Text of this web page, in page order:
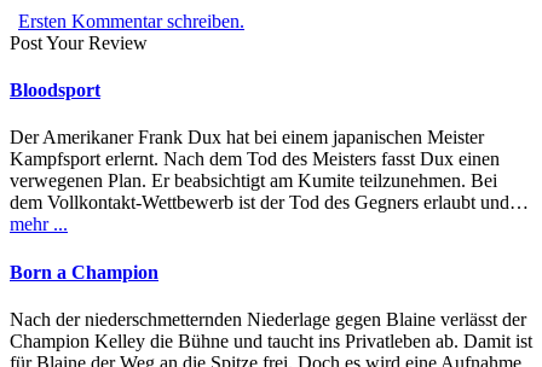
Ersten Kommentar schreiben.
Post Your Review
Bloodsport
Der Amerikaner Frank Dux hat bei einem japanischen Meister
Kampfsport erlernt. Nach dem Tod des Meisters fasst Dux einen
verwegenen Plan. Er beabsichtigt am Kumite teilzunehmen. Bei
dem Vollkontakt-Wettbewerb ist der Tod des Gegners erlaubt und…
mehr ...
Born a Champion
Nach der niederschmetternden Niederlage gegen Blaine verlässt der
Champion Kelley die Bühne und taucht ins Privatleben ab. Damit ist
für Blaine der Weg an die Spitze frei. Doch es wird eine Aufnahme